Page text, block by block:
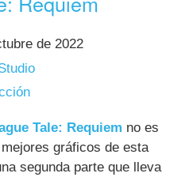
de 2022
Tale: Requiem no es
gráficos de esta
segunda parte que lleva